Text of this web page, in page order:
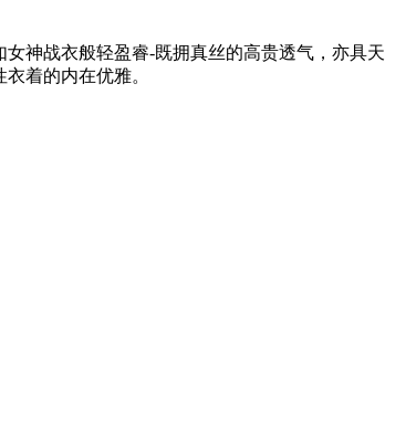
神战衣般轻盈睿-既拥真丝的高贵透气，亦具天
着的内在优雅。